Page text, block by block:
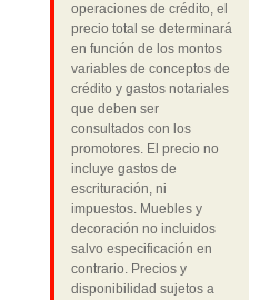
operaciones de crédito, el
precio total se determinará
en función de los montos
variables de conceptos de
crédito y gastos notariales
que deben ser
consultados con los
promotores. El precio no
incluye gastos de
escrituración, ni
impuestos. Muebles y
decoración no incluidos
salvo especificación en
contrario. Precios y
disponibilidad sujetos a